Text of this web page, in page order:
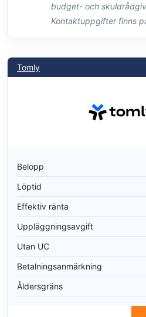
budget- och
Kontaktuppgifter finns
Tomly
Belopp
Löptid
Effektiv ränta
Uppläggningsavgift
Utan UC
Betalningsanmärkning
Åldersgräns